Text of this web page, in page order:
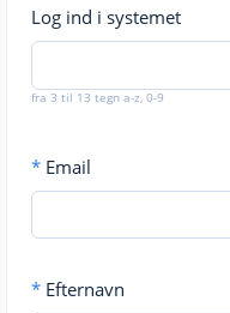
Log ind i systemet
fra 3 til 13 tegn a-z, 0-9
* Email
* Efternavn